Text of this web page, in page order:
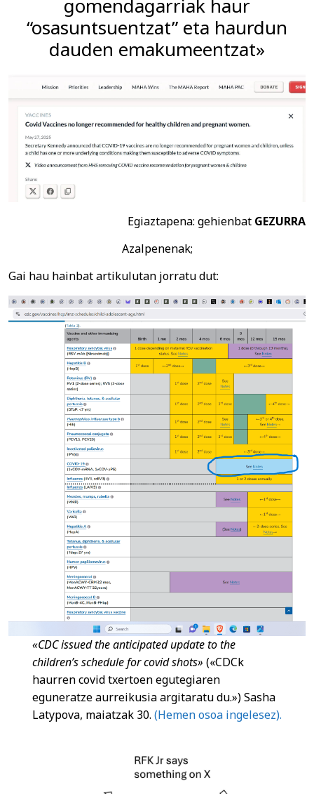
gomendagarriak haur
“osasuntsuentzat” eta haurdun
dauden emakumeentzat»
Egiaztapena: gehienbat GEZURRA
Azalpenenak;
Gai hau hainbat artikulutan jorratu dut:
«CDC issued the anticipated update to the
children’s schedule for covid shots» («CDCk
haurren covid txertoen egutegiaren
eguneratze aurreikusia argitaratu du.») Sasha
Latypova, maiatzak 30. (Hemen osoa ingelesez).